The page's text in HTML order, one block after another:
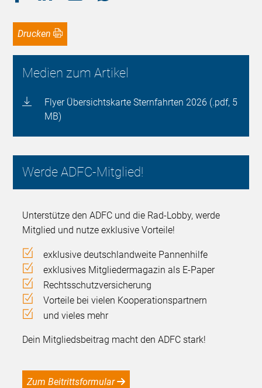
Drucken
Medien zum Artikel
Flyer Übersichtskarte Sternfahrten 2026 (.pdf, 5
MB)
Werde ADFC-Mitglied!
Unterstütze den ADFC und die Rad-Lobby, werde
Mitglied und nutze exklusive Vorteile!
exklusive deutschlandweite Pannenhilfe
exklusives Mitgliedermagazin als E-Paper
Rechtsschutzversicherung
Vorteile bei vielen Kooperationspartnern
und vieles mehr
Dein Mitgliedsbeitrag macht den ADFC stark!
Zum Beitrittsformular